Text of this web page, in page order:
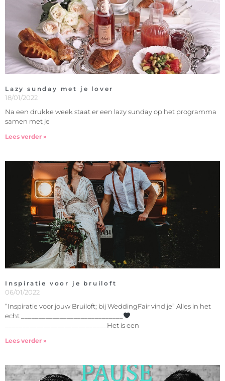
Lazy sunday met je lover
18/01/2022
Na een drukke week staat er een lazy sunday op het programma
samen met je
Lees verder »
Inspiratie voor je bruiloft
06/01/2022
“Inspiratie voor jouw Bruiloft; bij WeddingFair vind je” Alles in het
echt _____________________________
_____________________________Het is een
Lees verder »